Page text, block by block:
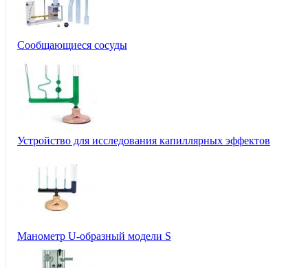
Сообщающиеся сосуды
Устройство для исследования капиллярных эффектов
Манометр U-образный модели S